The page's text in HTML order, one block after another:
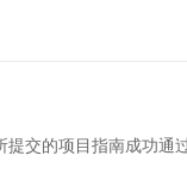
交的项目指南成功通